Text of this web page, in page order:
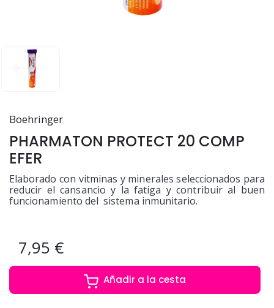
Boehringer
PHARMATON PROTECT 20 COMP
EFER
Elaborado con vitminas y minerales seleccionados para
reducir el cansancio y la fatiga y contribuir al buen
funcionamiento del sistema inmunitario.
7,95 €
Añadir a la cesta